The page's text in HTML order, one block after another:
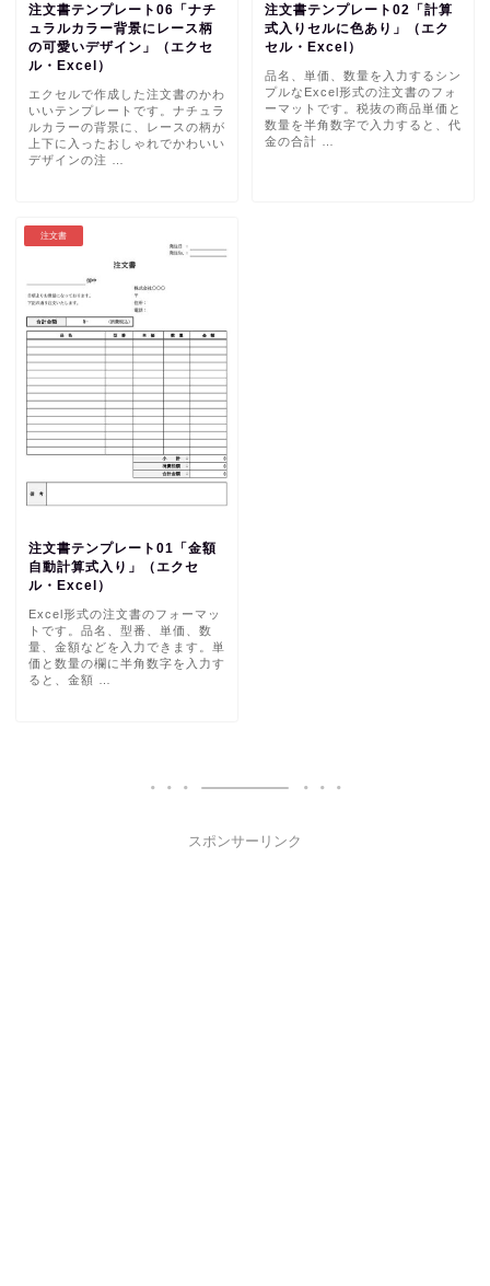
注文書テンプレート06「ナチ
ュラルカラー背景にレース柄
の可愛いデザイン」（エクセ
ル・Excel）
エクセルで作成した注文書のかわ
いいテンプレートです。ナチュラ
ルカラーの背景に、レースの柄が
上下に入ったおしゃれでかわいい
デザインの注 …
注文書テンプレート02「計算
式入りセルに色あり」（エク
セル・Excel）
品名、単価、数量を入力するシン
プルなExcel形式の注文書のフォ
ーマットです。税抜の商品単価と
数量を半角数字で入力すると、代
金の合計 …
注文書
注文書テンプレート01「金額
自動計算式入り」（エクセ
ル・Excel）
Excel形式の注文書のフォーマッ
トです。品名、型番、単価、数
量、金額などを入力できます。単
価と数量の欄に半角数字を入力す
ると、金額 …
スポンサーリンク